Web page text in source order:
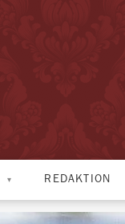
REDAKTION